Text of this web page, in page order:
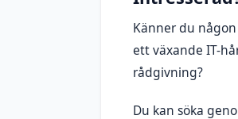
Känner du
ett växande IT-
rådgivning?
Du kan söka